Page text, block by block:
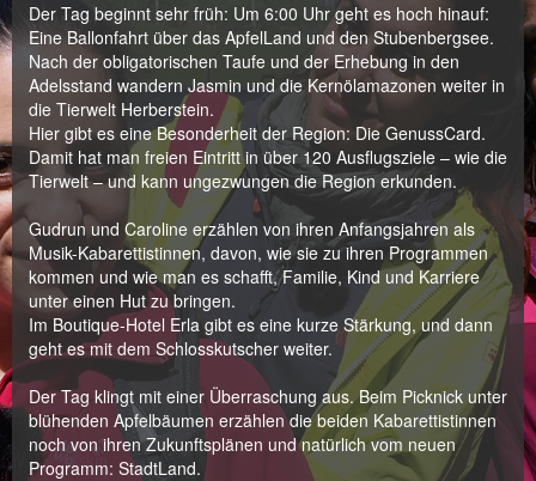
Der Tag beginnt sehr früh: Um 6:00 Uhr geht es hoch hinauf:
Eine Ballonfahrt über das ApfelLand und den Stubenbergsee.
Nach der obligatorischen Taufe und der Erhebung in den
Adelsstand wandern Jasmin und die Kernölamazonen weiter in
die Tierwelt Herberstein.
Hier gibt es eine Besonderheit der Region: Die GenussCard.
Damit hat man freien Eintritt in über 120 Ausflugsziele – wie die
Tierwelt – und kann ungezwungen die Region erkunden.
Gudrun und Caroline erzählen von ihren Anfangsjahren als
Musik-Kabarettistinnen, davon, wie sie zu ihren Programmen
kommen und wie man es schafft, Familie, Kind und Karriere
unter einen Hut zu bringen.
Im Boutique-Hotel Erla gibt es eine kurze Stärkung, und dann
geht es mit dem Schlosskutscher weiter.
Der Tag klingt mit einer Überraschung aus. Beim Picknick unter
blühenden Apfelbäumen erzählen die beiden Kabarettistinnen
noch von ihren Zukunftsplänen und natürlich vom neuen
Programm: StadtLand.